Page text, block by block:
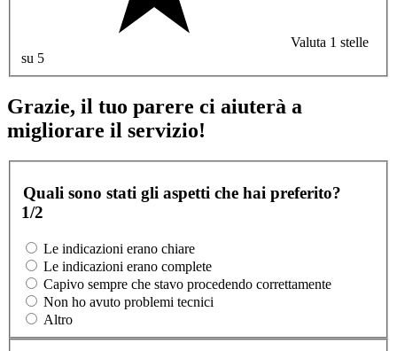
Valuta 1 stelle
su 5
Grazie, il tuo parere ci aiuterà a
migliorare il servizio!
Quali sono stati gli aspetti che hai preferito?
1/2
Le indicazioni erano chiare
Le indicazioni erano complete
Capivo sempre che stavo procedendo correttamente
Non ho avuto problemi tecnici
Altro